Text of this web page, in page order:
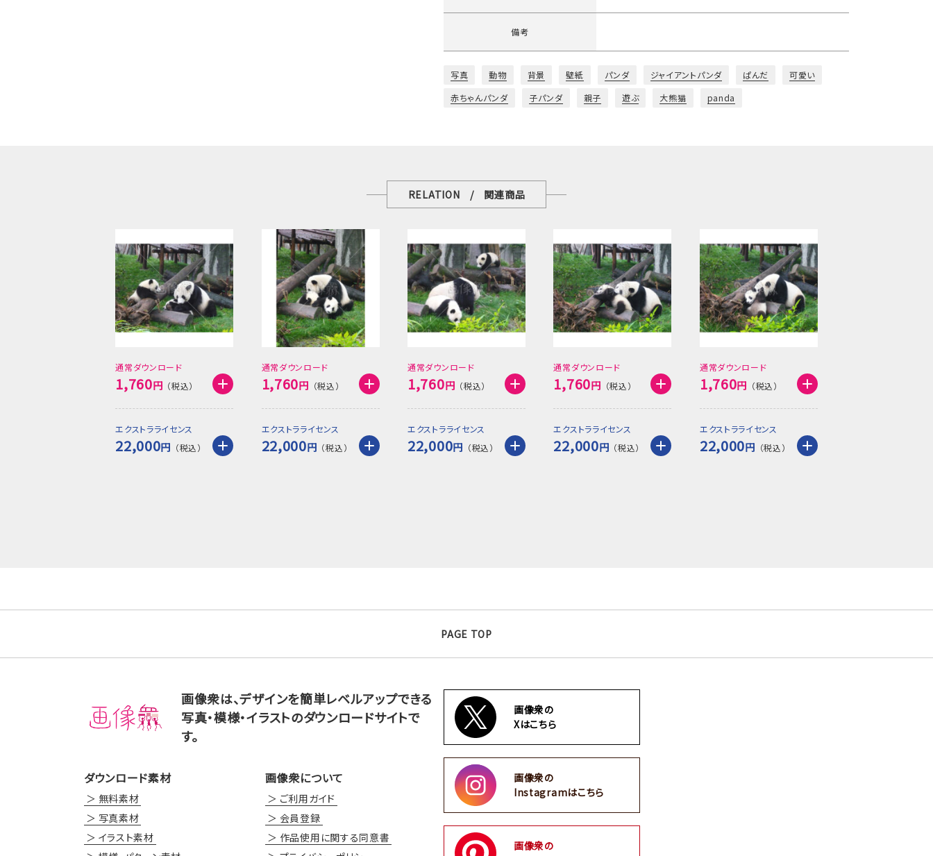
備考
写真 動物 背景 壁紙 パンダ ジャイアントパンダ ぱんだ
可愛い
赤ちゃんパンダ
子パンダ 親子 遊ぶ 大熊猫 panda
RELATION / 関連商品
通常ダウンロード
1,760円
エクストラライセンス
22,000円
通常ダウンロード
1,760円
エクストラライセンス
22,000円
通常ダウンロード
1,760円
エクストラライセンス
22,000円
通常ダウンロード
1,760円
エクストラライセンス
22,000円
通常ダウンロード
1,760円
エクストラライセンス
22,000円
PAGE TOP
画像衆は、デザインを簡単レベルアップできる
写真・模様・イラストのダウンロードサイトで
す。
ダウンロード素材
無料素材
写真素材
イラスト素材
画像衆について
ご利用ガイド
会員登録
作品使用に関する同意書
画像衆の
Xはこちら
画像衆の
Instagramはこちら
画像衆の